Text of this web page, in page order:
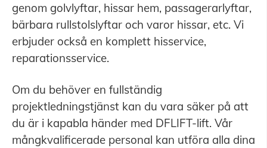
genom golvlyftar, hissar hem, passagerarlyftar,
bärbara rullstolslyftar och varor hissar, etc. Vi
erbjuder också en komplett hisservice,
reparationsservice.
Om du behöver en fullständig
projektledningstjänst kan du vara säker på att
du är i kapabla händer med DFLIFT-lift. Vår
mångkvalificerade personal kan utföra alla dina